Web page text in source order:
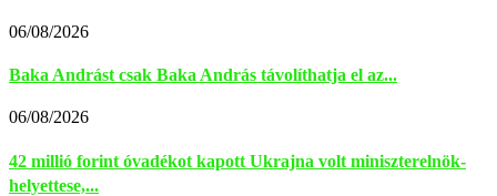
06/08/2026
Baka Andrást csak Baka András távolíthatja el az...
06/08/2026
42 millió forint óvadékot kapott Ukrajna volt miniszterelnök-
helyettese,...